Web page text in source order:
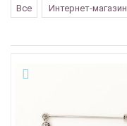
Все
Интернет-магазин